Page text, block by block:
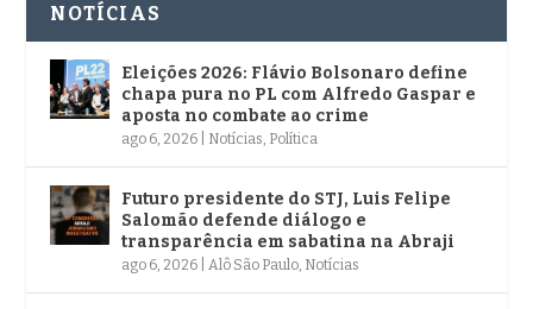
NOTÍCIAS
Eleições 2026: Flávio Bolsonaro define
chapa pura no PL com Alfredo Gaspar e
aposta no combate ao crime
ago 6, 2026 Notícias Política
Futuro presidente do STJ, Luis Felipe
Salomão defende diálogo e
transparência em sabatina na Abraji
ago 6, 2026 Alô São Paulo Notícias